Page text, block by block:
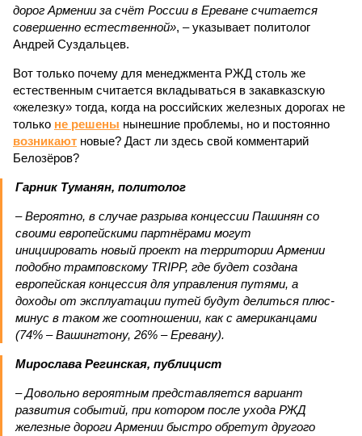
дорог Армении за счёт России в Ереване считается
совершенно естественной», – указывает политолог
Андрей Суздальцев.
Вот только почему для менеджмента РЖД столь же
естественным считается вкладываться в закавказскую
«железку» тогда, когда на российских железных дорогах не
только не решены нынешние проблемы, но и постоянно
возникают новые? Даст ли здесь свой комментарий
Белозёров?
Гарник Туманян, политолог
– Вероятно, в случае разрыва концессии Пашинян со
своими европейскими партнёрами могут
инициировать новый проект на территории Армении
подобно трамповскому TRIPP, где будет создана
европейская концессия для управления путями, а
доходы от эксплуатации путей будут делиться плюс-
минус в таком же соотношении, как с американцами
(74% – Вашингтону, 26% – Еревану).
Мирослава Регинская, публицист
– Довольно вероятным представляется вариант
развития событий, при котором после ухода РЖД
железные дороги Армении быстро обретут другого